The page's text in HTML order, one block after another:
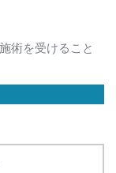
術を受けること